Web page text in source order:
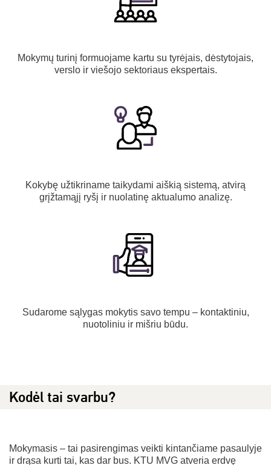
Mokymų turinį formuojame kartu su tyrėjais, dėstytojais,
verslo ir viešojo sektoriaus ekspertais.
Kokybę užtikriname taikydami aiškią sistemą, atvirą
grįžtamąjį ryšį ir nuolatinę aktualumo analizę.
Sudarome sąlygas mokytis savo tempu – kontaktiniu,
nuotoliniu ir mišriu būdu.
Kodėl tai svarbu?
Mokymasis – tai pasirengimas veikti kintančiame pasaulyje
ir drąsa kurti tai, kas dar bus. KTU MVG atveria erdvę